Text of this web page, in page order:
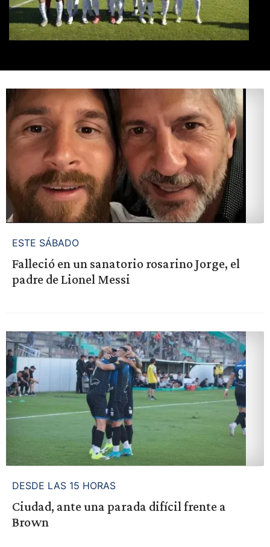
ESTE SÁBADO
Falleció en un sanatorio rosarino Jorge, el
padre de Lionel Messi
DESDE LAS 15 HORAS
Ciudad, ante una parada difícil frente a
Brown